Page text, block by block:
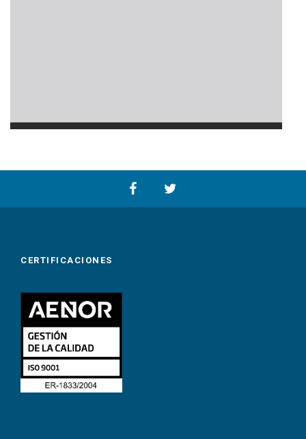
CERTIFICACIONES